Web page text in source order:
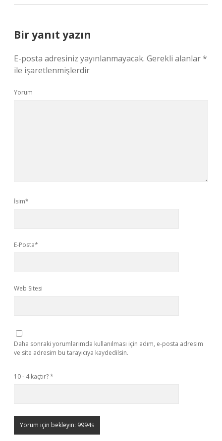
Bir yanıt yazın
E-posta adresiniz yayınlanmayacak. Gerekli alanlar*
ile işaretlenmişlerdir
Yorum
İsim*
E-Posta*
Web Sitesi
Daha sonraki yorumlarımda kullanılması için adım, e-posta adresim
ve site adresim bu tarayıcıya kaydedilsin.
10 - 4 kaçtır?*